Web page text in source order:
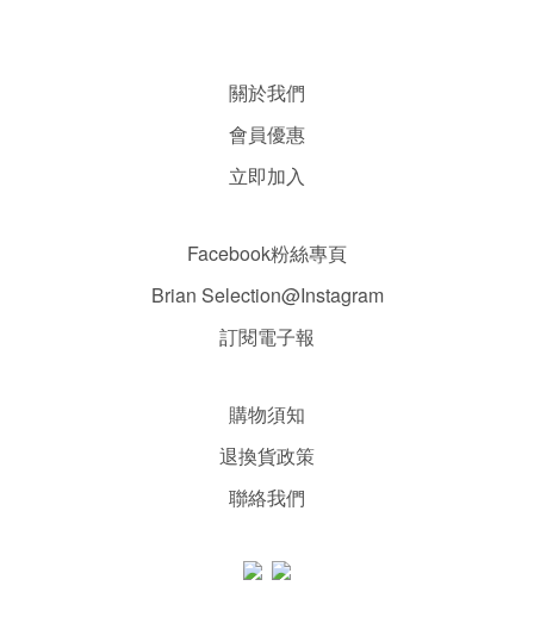
關於我們
會員優惠
立即加入
Facebook粉絲專頁
Brian Selection@Instagram
訂閱電子報
購物須知
退換貨政策
聯絡我們